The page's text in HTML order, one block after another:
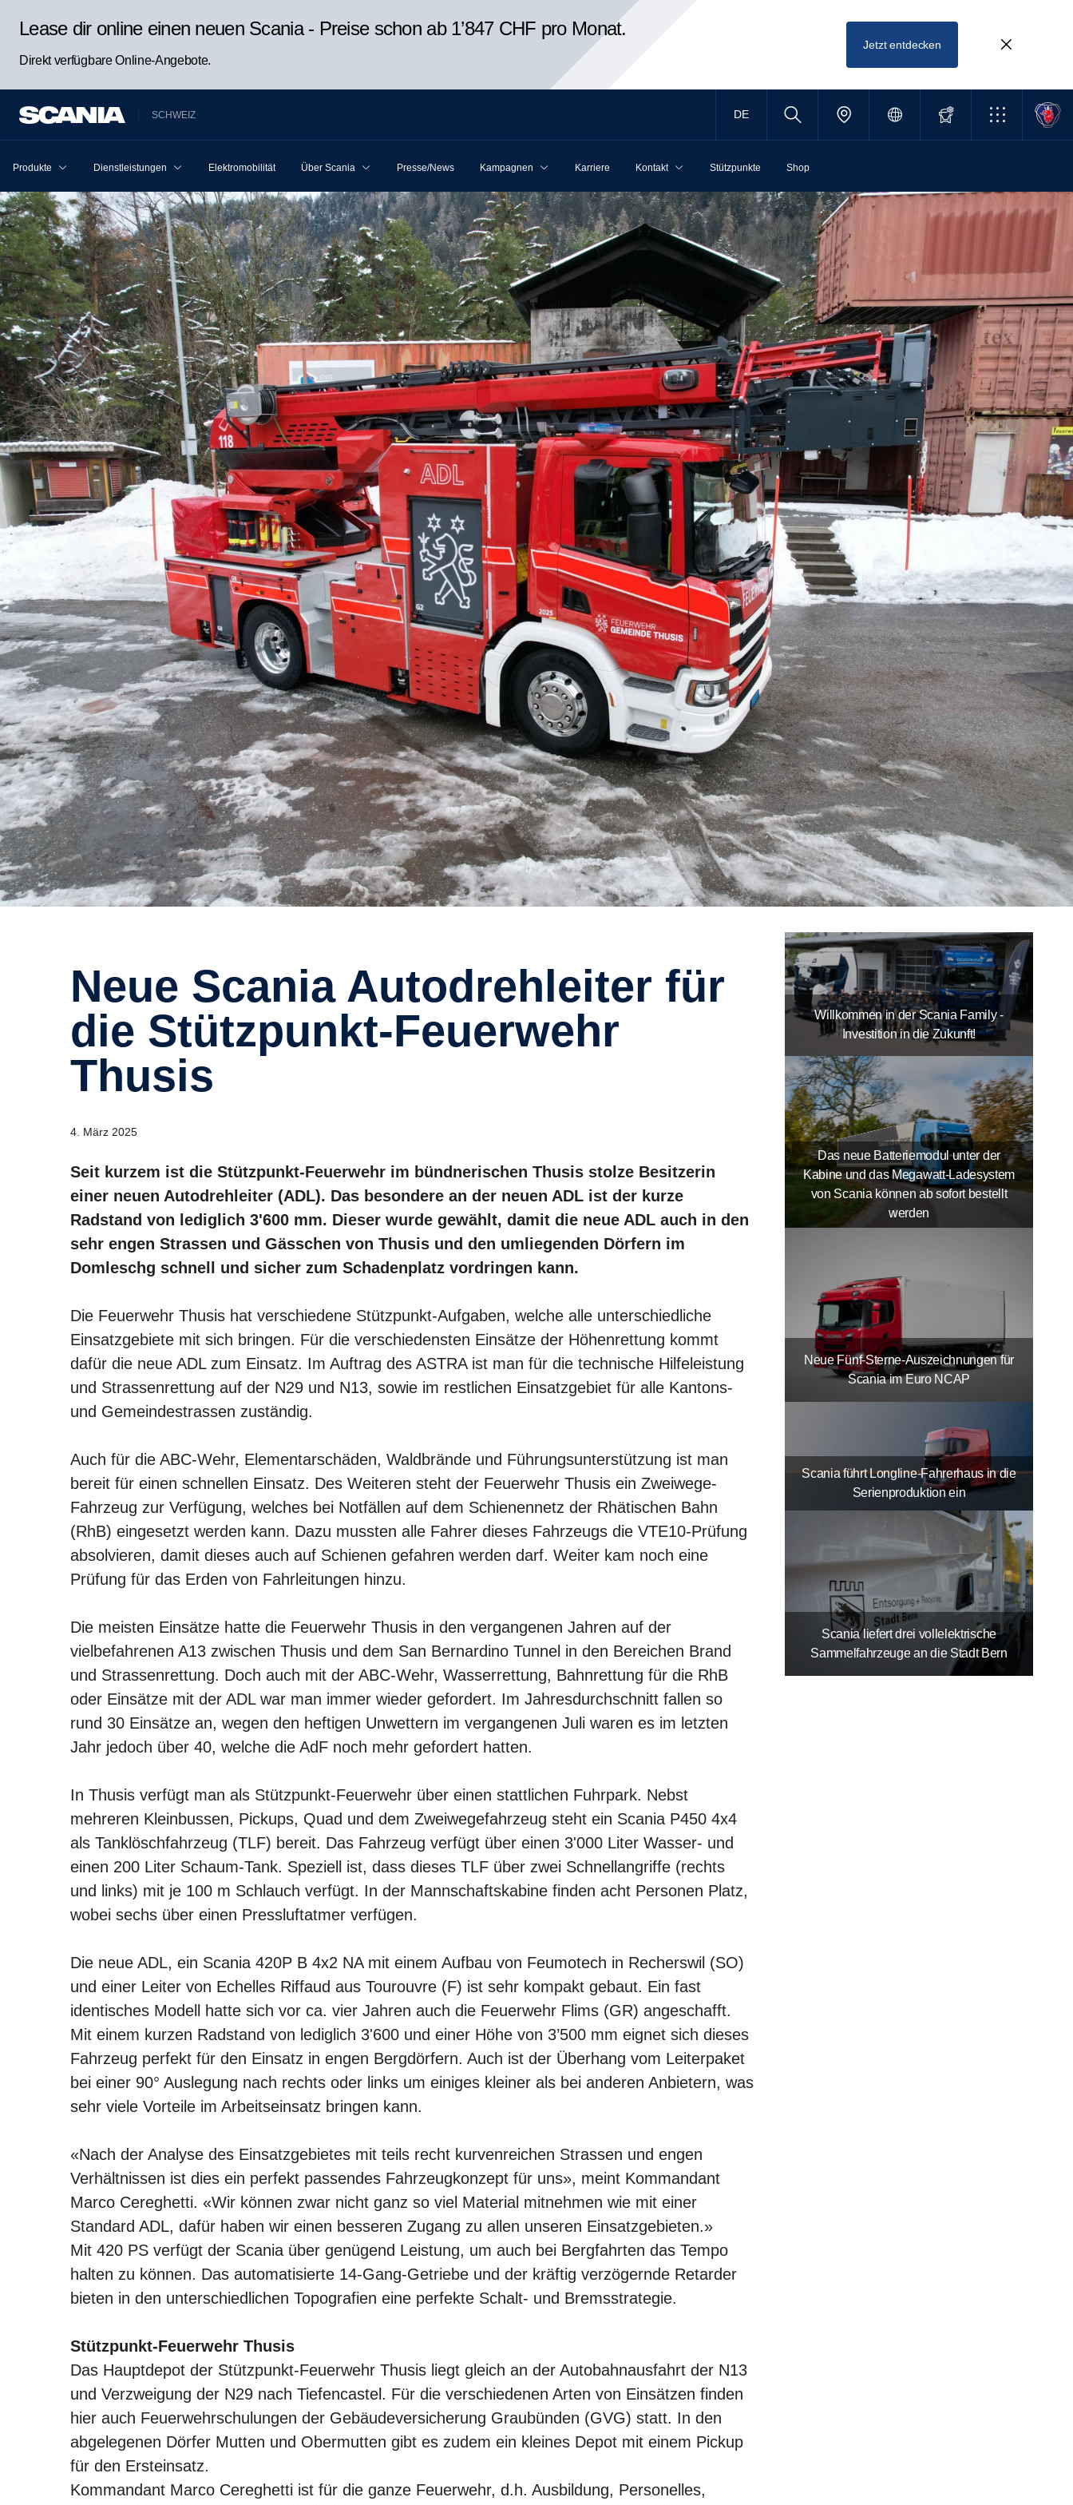
Lease dir online einen neuen Scania - Preise schon ab 1’847 CHF pro Monat.
Direkt verfügbare Online-Angebote.
Jetzt entdecken
SCHWEIZ DE
Produkte Dienstleistungen Elektromobilität Über Scania Presse/News Kampagnen Karriere Kontakt Stützpunkte Shop
Neue Scania Autodrehleiter für
die Stützpunkt-Feuerwehr
Thusis
4. März 2025
Seit kurzem ist die Stützpunkt-Feuerwehr im bündnerischen Thusis stolze Besitzerin
einer neuen Autodrehleiter (ADL). Das besondere an der neuen ADL ist der kurze
Radstand von lediglich 3'600 mm. Dieser wurde gewählt, damit die neue ADL auch in den
sehr engen Strassen und Gässchen von Thusis und den umliegenden Dörfern im
Domleschg schnell und sicher zum Schadenplatz vordringen kann.
Die Feuerwehr Thusis hat verschiedene Stützpunkt-Aufgaben, welche alle unterschiedliche
Einsatzgebiete mit sich bringen. Für die verschiedensten Einsätze der Höhenrettung kommt
dafür die neue ADL zum Einsatz. Im Auftrag des ASTRA ist man für die technische Hilfeleistung
und Strassenrettung auf der N29 und N13, sowie im restlichen Einsatzgebiet für alle Kantons-
und Gemeindestrassen zuständig.
Auch für die ABC-Wehr, Elementarschäden, Waldbrände und Führungsunterstützung ist man
bereit für einen schnellen Einsatz. Des Weiteren steht der Feuerwehr Thusis ein Zweiwege-
Fahrzeug zur Verfügung, welches bei Notfällen auf dem Schienennetz der Rhätischen Bahn
(RhB) eingesetzt werden kann. Dazu mussten alle Fahrer dieses Fahrzeugs die VTE10-Prüfung
absolvieren, damit dieses auch auf Schienen gefahren werden darf. Weiter kam noch eine
Prüfung für das Erden von Fahrleitungen hinzu.
Die meisten Einsätze hatte die Feuerwehr Thusis in den vergangenen Jahren auf der
vielbefahrenen A13 zwischen Thusis und dem San Bernardino Tunnel in den Bereichen Brand
und Strassenrettung. Doch auch mit der ABC-Wehr, Wasserrettung, Bahnrettung für die RhB
oder Einsätze mit der ADL war man immer wieder gefordert. Im Jahresdurchschnitt fallen so
rund 30 Einsätze an, wegen den heftigen Unwettern im vergangenen Juli waren es im letzten
Jahr jedoch über 40, welche die AdF noch mehr gefordert hatten.
In Thusis verfügt man als Stützpunkt-Feuerwehr über einen stattlichen Fuhrpark. Nebst
mehreren Kleinbussen, Pickups, Quad und dem Zweiwegefahrzeug steht ein Scania P450 4x4
als Tanklöschfahrzeug (TLF) bereit. Das Fahrzeug verfügt über einen 3'000 Liter Wasser- und
einen 200 Liter Schaum-Tank. Speziell ist, dass dieses TLF über zwei Schnellangriffe (rechts
und links) mit je 100 m Schlauch verfügt. In der Mannschaftskabine finden acht Personen Platz,
wobei sechs über einen Pressluftatmer verfügen.
Die neue ADL, ein Scania 420P B 4x2 NA mit einem Aufbau von Feumotech in Recherswil (SO)
und einer Leiter von Echelles Riffaud aus Tourouvre (F) ist sehr kompakt gebaut. Ein fast
identisches Modell hatte sich vor ca. vier Jahren auch die Feuerwehr Flims (GR) angeschafft.
Mit einem kurzen Radstand von lediglich 3'600 und einer Höhe von 3’500 mm eignet sich dieses
Fahrzeug perfekt für den Einsatz in engen Bergdörfern. Auch ist der Überhang vom Leiterpaket
bei einer 90° Auslegung nach rechts oder links um einiges kleiner als bei anderen Anbietern, was
sehr viele Vorteile im Arbeitseinsatz bringen kann.
«Nach der Analyse des Einsatzgebietes mit teils recht kurvenreichen Strassen und engen
Verhältnissen ist dies ein perfekt passendes Fahrzeugkonzept für uns», meint Kommandant
Marco Cereghetti. «Wir können zwar nicht ganz so viel Material mitnehmen wie mit einer
Standard ADL, dafür haben wir einen besseren Zugang zu allen unseren Einsatzgebieten.»
Mit 420 PS verfügt der Scania über genügend Leistung, um auch bei Bergfahrten das Tempo
halten zu können. Das automatisierte 14-Gang-Getriebe und der kräftig verzögernde Retarder
bieten in den unterschiedlichen Topografien eine perfekte Schalt- und Bremsstrategie.
Stützpunkt-Feuerwehr Thusis
Das Hauptdepot der Stützpunkt-Feuerwehr Thusis liegt gleich an der Autobahnausfahrt der N13
und Verzweigung der N29 nach Tiefencastel. Für die verschiedenen Arten von Einsätzen finden
hier auch Feuerwehrschulungen der Gebäudeversicherung Graubünden (GVG) statt. In den
abgelegenen Dörfer Mutten und Obermutten gibt es zudem ein kleines Depot mit einem Pickup
für den Ersteinsatz.
Kommandant Marco Cereghetti ist für die ganze Feuerwehr, d.h. Ausbildung, Personelles,
Willkommen in der Scania Family -
Investition in die Zukunft!
Das neue Batteriemodul unter der
Kabine und das Megawatt-Ladesystem
von Scania können ab sofort bestellt
werden
Neue Fünf-Sterne-Auszeichnungen für
Scania im Euro NCAP
Scania führt Longline-Fahrerhaus in die
Serienproduktion ein
Scania liefert drei vollelektrische
Sammelfahrzeuge an die Stadt Bern